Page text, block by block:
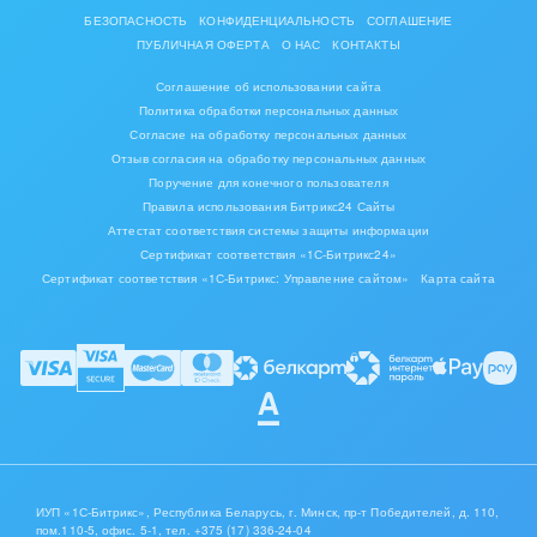
БЕЗОПАСНОСТЬ КОНФИДЕНЦИАЛЬНОСТЬ
СОГЛАШЕНИЕ
ПУБЛИЧНАЯ ОФЕРТА
О НАС КОНТАКТЫ
Соглашение об использовании сайта
Политика обработки персональных данных
Согласие на обработку персональных данных
Отзыв согласия на обработку персональных данных
Поручение для конечного пользователя
Правила использования Битрикс24 Сайты
Аттестат соответствия системы защиты информации
Сертификат соответствия «1С-Битрикс24»
Сертификат соответствия «1С-Битрикс: Управление сайтом»
Карта сайта
ИУП «1С-Битрикс», Республика Беларусь, г. Минск, пр-т Победителей, д. 110,
пом.110-5, офис. 5-1,тел. +375 (17) 336-24-04